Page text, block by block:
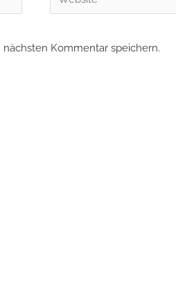
Kommentar speichern.